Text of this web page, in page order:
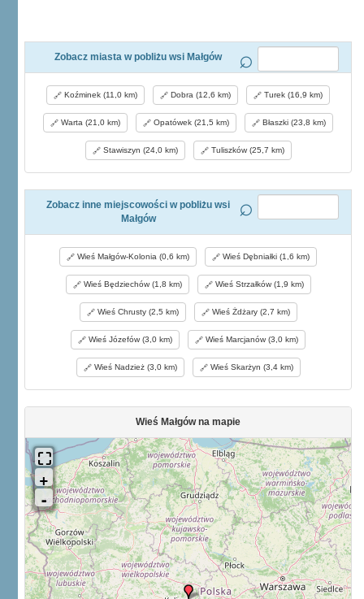
Zobacz miasta w pobliżu wsi Małgów
Koźminek (11,0 km) Dobra (12,6 km) Turek (16,9 km)
Warta (21,0 km) Opatówek (21,5 km) Błaszki (23,8 km)
Stawiszyn (24,0 km) Tuliszków (25,7 km)
Zobacz inne miejscowości w pobliżu wsi
Małgów
Wieś Małgów-Kolonia (0,6 km) Wieś Dębniałki (1,6 km)
Wieś Będziechów (1,8 km) Wieś Strzałków (1,9 km)
Wieś Chrusty (2,5 km) Wieś Żdżary (2,7 km)
Wieś Józefów (3,0 km) Wieś Marcjanów (3,0 km)
Wieś Nadzież (3,0 km) Wieś Skarżyn (3,4 km)
Wieś Małgów na mapie